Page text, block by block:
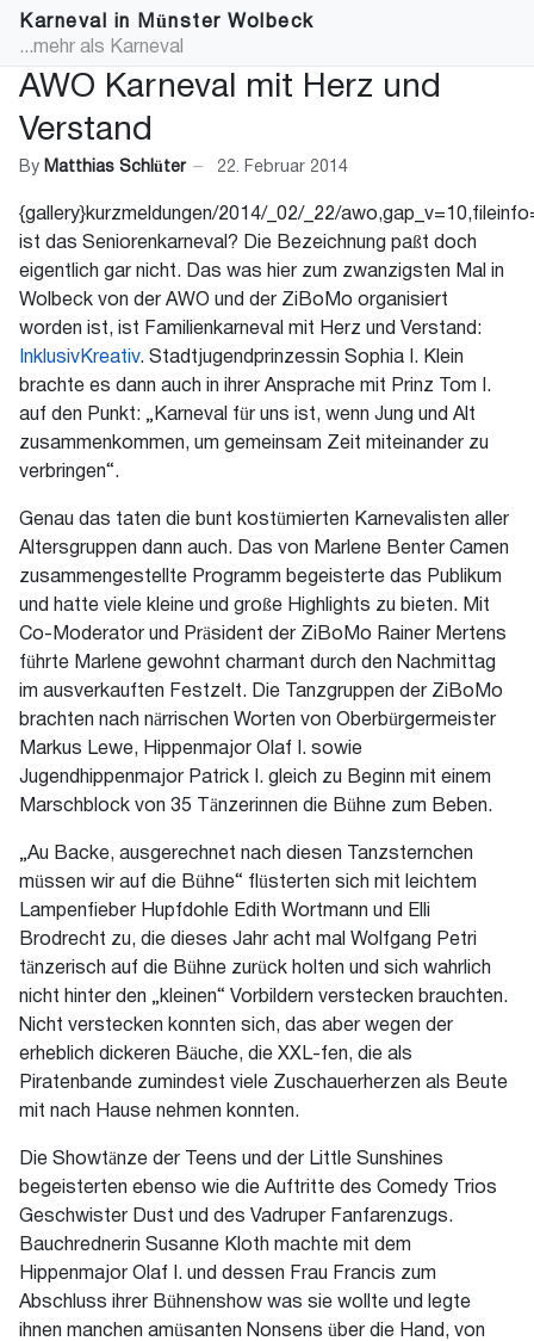
Karneval in Münster Wolbeck
...mehr als Karneval
AWO Karneval mit Herz und
Verstand
By Matthias Schlüter 22. Februar 2014
{gallery}kurzmeldungen/2014/_02/_22/
ist das Seniorenkarneval? Die Bezeichnung paßt doch
eigentlich gar nicht. Das was hier zum zwanzigsten Mal in
Wolbeck von der AWO und der ZiBoMo organisiert
worden ist, ist Familienkarneval mit Herz und Verstand:
InklusivKreativ. Stadtjugendprinzessin Sophia I. Klein
brachte es dann auch in ihrer Ansprache mit Prinz Tom I.
auf den Punkt: „Karneval für uns ist, wenn Jung und Alt
zusammenkommen, um gemeinsam Zeit miteinander zu
verbringen“.
Genau das taten die bunt kostümierten Karnevalisten aller
Altersgruppen dann auch. Das von Marlene Benter Camen
zusammengestellte Programm begeisterte das Publikum
und hatte viele kleine und große Highlights zu bieten. Mit
Co-Moderator und Präsident der ZiBoMo Rainer Mertens
führte Marlene gewohnt charmant durch den Nachmittag
im ausverkauften Festzelt. Die Tanzgruppen der ZiBoMo
brachten nach närrischen Worten von Oberbürgermeister
Markus Lewe, Hippenmajor Olaf I. sowie
Jugendhippenmajor Patrick I. gleich zu Beginn mit einem
Marschblock von 35 Tänzerinnen die Bühne zum Beben.
„Au Backe, ausgerechnet nach diesen Tanzsternchen
müssen wir auf die Bühne“ flüsterten sich mit leichtem
Lampenfieber Hupfdohle Edith Wortmann und Elli
Brodrecht zu, die dieses Jahr acht mal Wolfgang Petri
tänzerisch auf die Bühne zurück holten und sich wahrlich
nicht hinter den „kleinen“ Vorbildern verstecken brauchten.
Nicht verstecken konnten sich, das aber wegen der
erheblich dickeren Bäuche, die XXL-fen, die als
Piratenbande zumindest viele Zuschauerherzen als Beute
mit nach Hause nehmen konnten.
Die Showtänze der Teens und der Little Sunshines
begeisterten ebenso wie die Auftritte des Comedy Trios
Geschwister Dust und des Vadruper Fanfarenzugs.
Bauchrednerin Susanne Kloth machte mit dem
Hippenmajor Olaf I. und dessen Frau Francis zum
Abschluss ihrer Bühnenshow was sie wollte und legte
ihnen manchen amüsanten Nonsens über die Hand, von